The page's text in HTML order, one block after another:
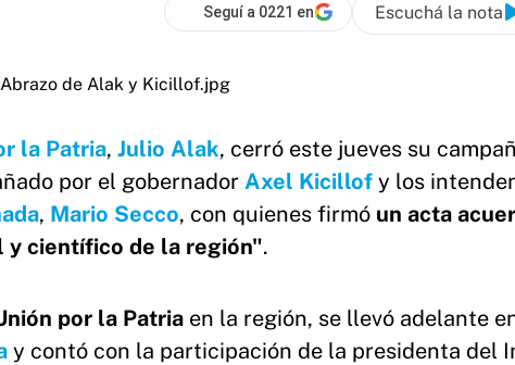
Seguí a 0221 en Escuchá la nota
la Patria, Julio Alak, cerró este jueves su
por el gobernador Axel Kicillof y los
, Mario Secco, con quienes firmó un acta
y científico de la región".
por la Patria en la región, se llevó adelante
y contó con la participación de la presidenta del